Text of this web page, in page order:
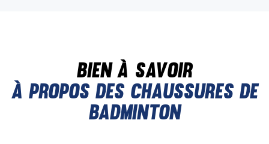
Bien à savoir
À propos des chaussures de
badminton